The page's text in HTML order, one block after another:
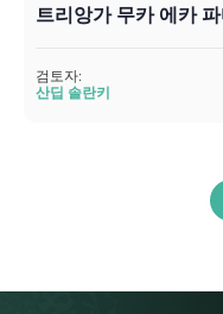
트리앙가 무카 에카
검토자:
산딥 솔란키